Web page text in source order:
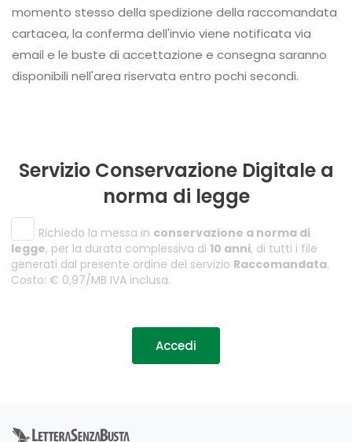
momento stesso della spedizione della raccomandata
cartacea, la conferma dell'invio viene notificata via
email e le buste di accettazione e consegna saranno
disponibili nell'area riservata entro pochi secondi.
Servizio Conservazione Digitale a
norma di legge
Richiedo la messa in conservazione a norma di
legge, per la durata complessiva di 10 anni, di tutti i file
generati dal presente ordine del servizio Raccomandata.
Costo: € 0,97/MB IVA inclusa.
Accedi